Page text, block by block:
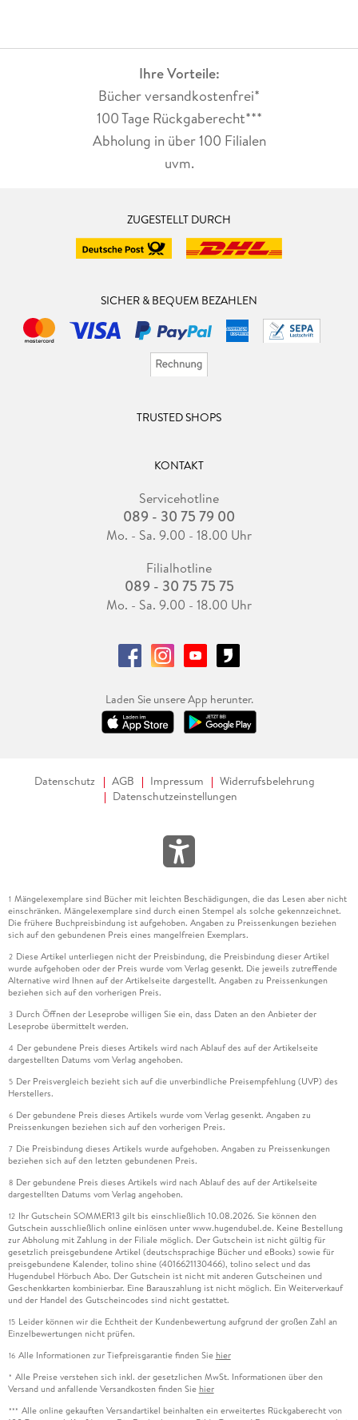
Ihre Vorteile:
Bücher versandkostenfrei*
100 Tage Rückgaberecht***
Abholung in über 100 Filialen
uvm.
ZUGESTELLT DURCH
SICHER & BEQUEM BEZAHLEN
TRUSTED SHOPS
KONTAKT
Servicehotline
089 - 30 75 79 00
Mo. - Sa. 9.00 - 18.00 Uhr
Filialhotline
089 - 30 75 75 75
Mo. - Sa. 9.00 - 18.00 Uhr
Laden Sie unsere App herunter.
Datenschutz AGB Impressum
Widerrufsbelehrung
Datenschutzeinstellungen
1 Mängelexemplare sind Bücher mit leichten Beschädigungen, die das Lesen aber nicht
einschränken. Mängelexemplare sind durch einen Stempel als solche gekennzeichnet.
Die frühere Buchpreisbindung ist aufgehoben. Angaben zu Preissenkungen beziehen
sich auf den gebundenen Preis eines mangelfreien Exemplars.
2 Diese Artikel unterliegen nicht der Preisbindung, die Preisbindung dieser Artikel
wurde aufgehoben oder der Preis wurde vom Verlag gesenkt. Die jeweils zutreffende
Alternative wird Ihnen auf der Artikelseite dargestellt. Angaben zu Preissenkungen
beziehen sich auf den vorherigen Preis.
3 Durch Öffnen der Leseprobe willigen Sie ein, dass Daten an den Anbieter der
Leseprobe übermittelt werden.
4 Der gebundene Preis dieses Artikels wird nach Ablauf des auf der Artikelseite
dargestellten Datums vom Verlag angehoben.
5 Der Preisvergleich bezieht sich auf die unverbindliche Preisempfehlung (UVP) des
Herstellers.
6 Der gebundene Preis dieses Artikels wurde vom Verlag gesenkt. Angaben zu
Preissenkungen beziehen sich auf den vorherigen Preis.
7 Die Preisbindung dieses Artikels wurde aufgehoben. Angaben zu Preissenkungen
beziehen sich auf den letzten gebundenen Preis.
8 Der gebundene Preis dieses Artikels wird nach Ablauf des auf der Artikelseite
dargestellten Datums vom Verlag angehoben.
12 Ihr Gutschein SOMMER13 gilt bis einschließlich 10.08.2026. Sie können den
Gutschein ausschließlich online einlösen unter www.hugendubel.de. Keine Bestellung
zur Abholung mit Zahlung in der Filiale möglich. Der Gutschein ist nicht gültig für
gesetzlich preisgebundene Artikel (deutschsprachige Bücher und eBooks) sowie für
preisgebundene Kalender, tolino shine (4016621130466), tolino select und das
Hugendubel Hörbuch Abo. Der Gutschein ist nicht mit anderen Gutscheinen und
Geschenkkarten kombinierbar. Eine Barauszahlung ist nicht möglich. Ein Weiterverkauf
und der Handel des Gutscheincodes sind nicht gestattet.
15 Leider können wir die Echtheit der Kundenbewertung aufgrund der großen Zahl an
Einzelbewertungen nicht prüfen.
16 Alle Informationen zur Tiefpreisgarantie finden Sie hier
* Alle Preise verstehen sich inkl. der gesetzlichen MwSt. Informationen über den
Versand und anfallende Versandkosten finden Sie hier
*** Alle online gekauften Versandartikel beinhalten ein erweitertes Rückgaberecht von